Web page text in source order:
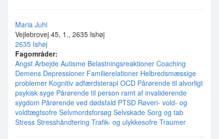
Maria Juhl
Vejlebrovej 45, 1., 2635 Ishøj
2635 Ishøj
Fagområder:
Angst Arbejde Autisme Belastningsreaktioner Coaching
Demens Depressioner Familierelationer Helbredsmæssige
problemer Kognitiv adfærdsterapi OCD Pårørende til alvorligt
psykisk syge Pårørende til person ramt af invaliderende
sygdom Pårørende ved dødsfald PTSD Røveri- vold- og
voldtægtsofre Selvmordsforsøg Selvskade Sorg og tab
Stress Stresshåndtering Trafik- og ulykkesofre Traumer